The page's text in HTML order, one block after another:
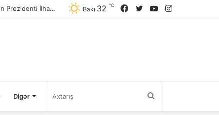
Avqustun 8-də Ermənistan Respublikasının Baş naziri Nikol Paşinyan Azərbaycan Respublikasının Prezidenti İlham Əliyevə zəng edib YouTube
Twitter
Facebook
Bakı 32 ℃
Digər Axtarış